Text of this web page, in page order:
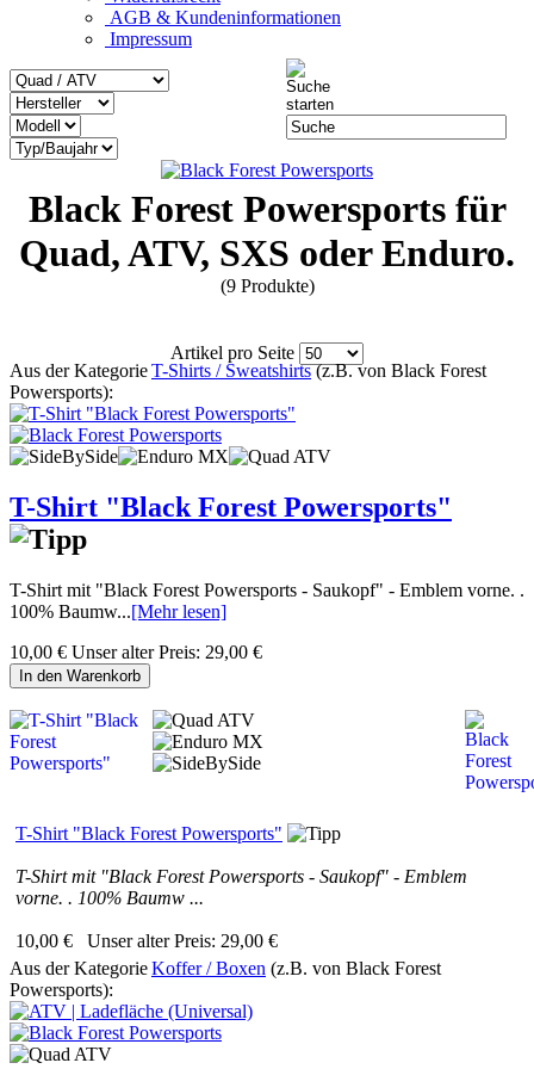
AGB & Kundeninformationen
Impressum
Black Forest Powersports für
Quad, ATV, SXS oder Enduro.
(9 Produkte)
Artikel pro Seite
Aus der KategorieT-Shirts / Sweatshirts(z.B. von Black Forest
Powersports):
T-Shirt "Black Forest Powersports"
T-Shirt mit "Black Forest Powersports - Saukopf" - Emblem vorne. .
100% Baumw...[Mehr lesen]
10,00 € Unser alter Preis: 29,00 €
In den Warenkorb
T-Shirt "Black Forest Powersports"
T-Shirt mit "Black Forest Powersports - Saukopf" - Emblem
vorne. . 100% Baumw ...
10,00 € Unser alter Preis: 29,00 €
Aus der KategorieKoffer / Boxen (z.B. von Black Forest
Powersports):